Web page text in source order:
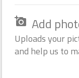
add_a_photo Add
Uploads your
and help us to